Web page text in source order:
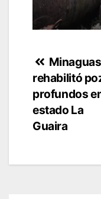
de
entradas
Minaguas
rehabilitó
profundos
estado La
Guaira